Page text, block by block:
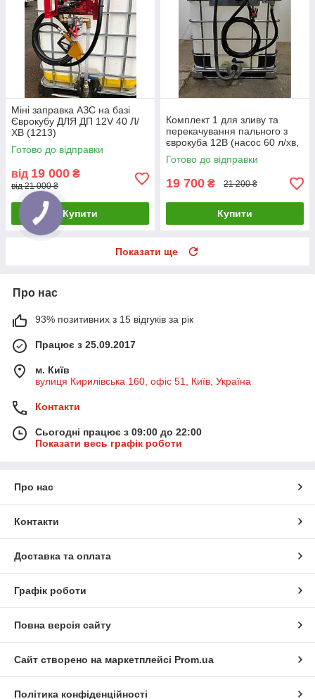
Міні заправка АЗС на базі
Єврокубу ДЛЯ ДП 12V 40 Л/
ХВ (1213)
Готово до відправки
від 19 000 ₴
від 21 000 ₴
Купити
Комплект 1 для зливу та
перекачування пального з
єврокуба 12В (насос 60 л/хв,
лічильник, пістолет, шланги,
фільтр)
Готово до відправки
19 700 ₴ 21 200 ₴
Купити
Показати ще
Про нас
93% позитивних з 15 відгуків за рік
Працює з 25.09.2017
м. Київ
вулиця Кирилівська 160, офіс 51, Київ, Україна
Контакти
Сьогодні працює з 09:00 до 22:00
Показати весь графік роботи
Про нас
Контакти
Доставка та оплата
Графік роботи
Повна версія сайту
Сайт створено на маркетплейсі Prom.ua
Політика конфіденційності